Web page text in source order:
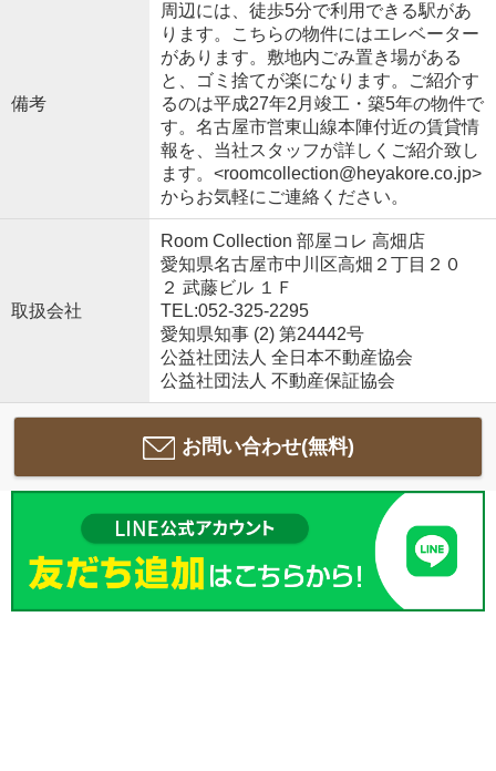
備考
周辺には、徒歩5分で利用できる駅があ
ります。こちらの物件にはエレベーター
があります。敷地内ごみ置き場がある
と、ゴミ捨てが楽になります。ご紹介す
るのは平成27年2月竣工・築5年の物件で
す。名古屋市営東山線本陣付近の賃貸情
報を、当社スタッフが詳しくご紹介致し
ます。<roomcollection@heyakore.co.jp>
からお気軽にご連絡ください。
取扱会社
Room Collection 部屋コレ 高畑店
愛知県名古屋市中川区高畑２丁目２０
２ 武藤ビル １Ｆ
TEL:052-325-2295
愛知県知事 (2) 第24442号
公益社団法人 全日本不動産協会
公益社団法人 不動産保証協会
お問い合わせ(無料)